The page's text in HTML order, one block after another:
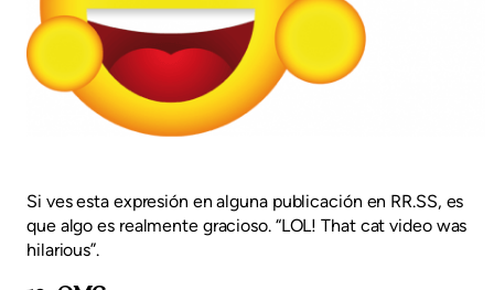
Si ves esta expresión en alguna publicación en RR.SS, es
que algo es realmente gracioso. “LOL! That cat video was
hilarious”.